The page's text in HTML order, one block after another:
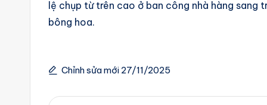
m
lệ chụp từ trên cao ở ban công nhà hàng sang
bông hoa.
Chỉnh sửa mới 27/11/2025